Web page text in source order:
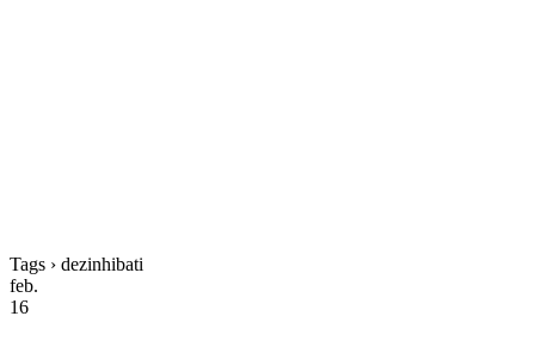
Tags › dezinhibati
feb.
16